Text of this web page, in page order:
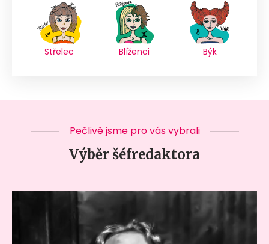
Střelec Blíženci Býk
Pečlivě jsme pro vás vybrali
Výběr šéfredaktora